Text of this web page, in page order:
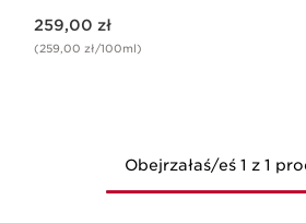
259,00 zł
(259,00 zł/100ml)
Obejrzałaś/eś 1 z 1